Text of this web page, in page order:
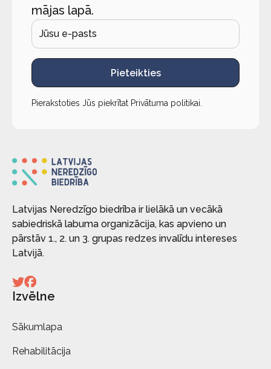
mājas lapā.
Pieteikties
Pierakstoties Jūs piekrītat Privātuma politikai
Latvijas Neredzīgo biedrība ir lielākā un vecākā
sabiedriskā labuma organizācija, kas apvieno un
pārstāv 1., 2. un 3. grupas redzes invalīdu intereses
Latvijā.
Izvēlne
Sākumlapa
Rehabilitācija